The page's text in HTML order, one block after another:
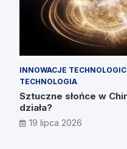
INNOWACJE
TECHNOLOGIA
Sztuczne słońce w
działa?
19 lipca 2026